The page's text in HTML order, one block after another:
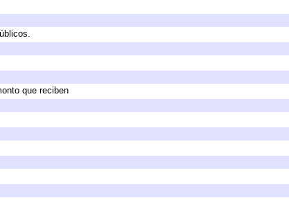
que reciben